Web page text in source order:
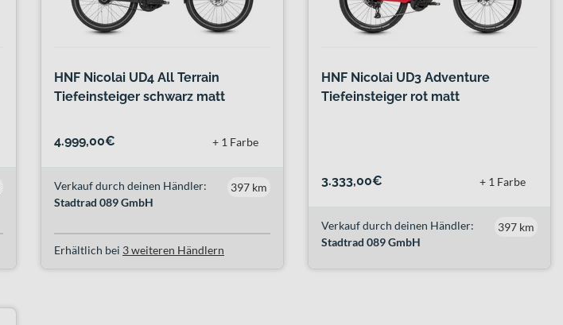
HNF Nicolai UD4 All Terrain
Tiefeinsteiger schwarz matt
4.999,00€ + 1 Farbe
Verkauf durch deinen Händler:
Stadtrad 089 GmbH
397 km
Erhältlich bei 3 weiteren Händlern
HNF Nicolai UD3 Adventure
Tiefeinsteiger rot matt
3.333,00€ + 1 Farbe
Verkauf durch deinen Händler:
Stadtrad 089 GmbH
397 km